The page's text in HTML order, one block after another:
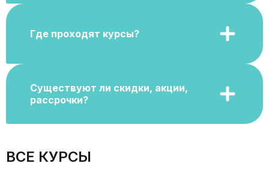
Где проходят курсы?
Существуют ли скидки, акции,
рассрочки?
ВСЕ КУРСЫ